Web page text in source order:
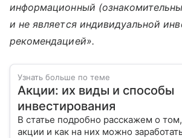
информационный
и не является индивидуальной
рекомендацией».
Узнать больше по теме
Акции: их виды и способы
инвестирования
В статье подробно расскажем о
акции и как на них можно